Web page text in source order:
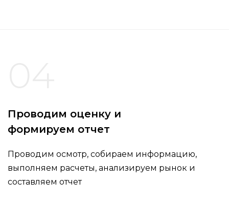
Проводим оценку и
формируем отчет
Проводим осмотр, собираем информацию,
выполняем расчеты, анализируем рынок и
составляем отчет